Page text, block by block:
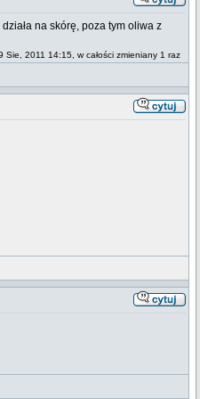
na skórę, poza tym oliwa z
Sie, 2011 14:15, w całości zmieniany 1 raz